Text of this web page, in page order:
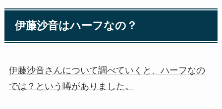
伊藤沙音はハーフなの？
伊藤沙音さんについて調べていくと、ハーフなの
では？という噂がありました。